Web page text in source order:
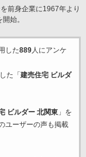
前身企業に1967年より
始。
した889人にアンケ
た「 建売住宅 ビルダ
ビルダー 北関東」を
ユーザーの声も掲載